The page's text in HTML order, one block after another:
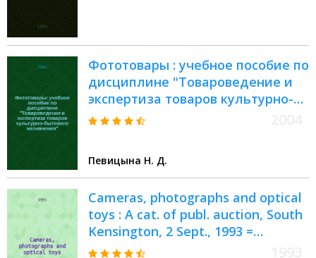
Фототовары : учебное пособие по
дисциплине "Товароведение и
экспертиза товаров культурно-
бытового назначения"
Певицына Н. Д.
Cameras, photographs and optical
toys : A cat. of publ. auction, South
Kensington, 2 Sept., 1993 =
Самеры, фотографии и